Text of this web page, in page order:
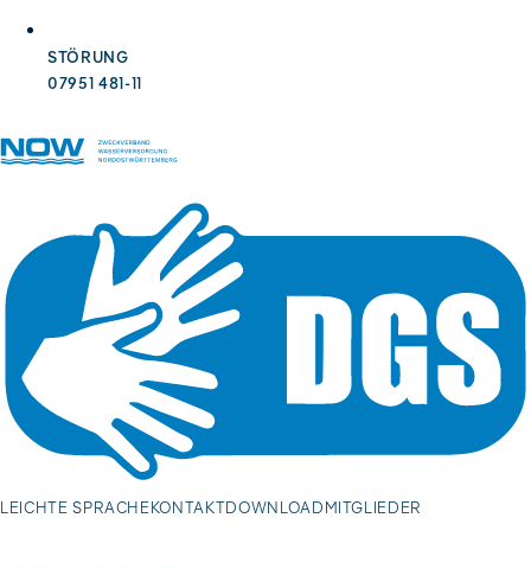
STÖRUNG
07951 481-11
LEICHTE SPRACHEKONTAKTDOWNLOADMITGLIEDER